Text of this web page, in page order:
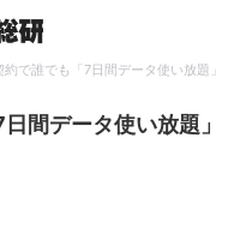
で誰でも「7日間データ使い放題」
間データ使い放題」